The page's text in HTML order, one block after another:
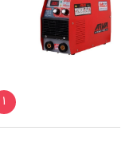
1